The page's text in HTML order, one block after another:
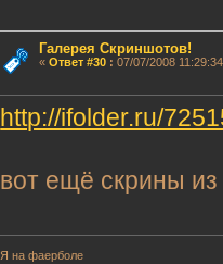
Галерея Скриншотов!
« Ответ #30: 07/07/2008
http://ifolder.ru/
вот ещё скрины
Я на фаерболе